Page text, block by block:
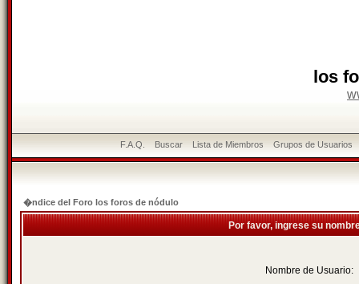
los
F.A.Q. Buscar Lista de Miembros Grupos de Usuarios
�ndice del Foro los foros de nódulo
Por favor, ingrese su
Nombre de Usuario: